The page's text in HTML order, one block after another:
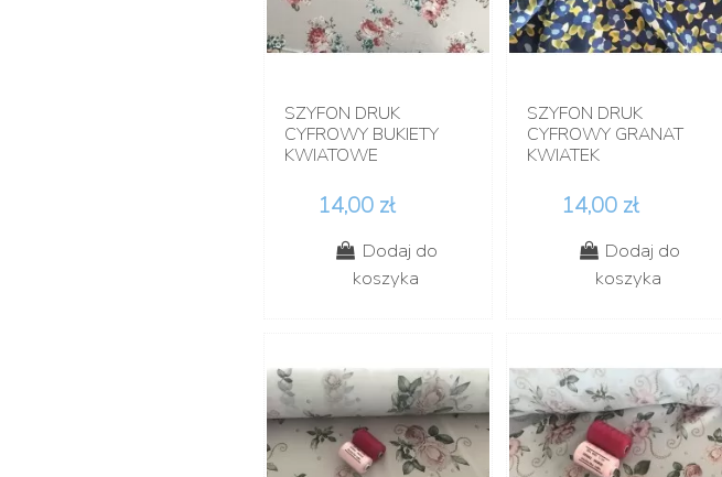
SZYFON DRUK
CYFROWY BUKIETY
KWIATOWE
14,00 zł
Dodaj do
koszyka
SZYFON DRUK
CYFROWY GRANAT
KWIATEK
14,00 zł
Dodaj do
koszyka